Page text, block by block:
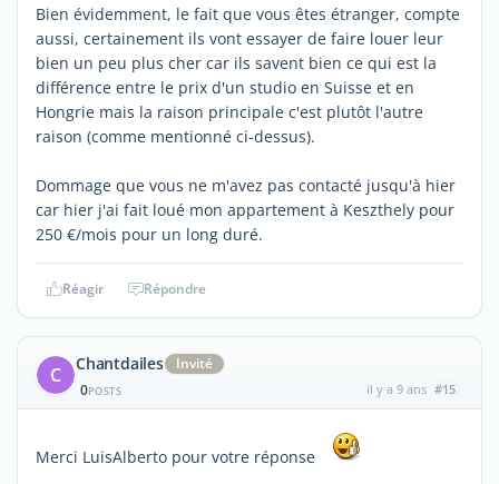
Bien évidemment, le fait que vous êtes étranger, compte
aussi, certainement ils vont essayer de faire louer leur
bien un peu plus cher car ils savent bien ce qui est la
différence entre le prix d'un studio en Suisse et en
Hongrie mais la raison principale c'est plutôt l'autre
raison (comme mentionné ci-dessus).
Dommage que vous ne m'avez pas contacté jusqu'à hier
car hier j'ai fait loué mon appartement à Keszthely pour
250 €/mois pour un long duré.
Réagir Répondre
C Chantdailes
Invité
0POSTS il y a 9 ans #15
Merci LuisAlberto pour votre réponse